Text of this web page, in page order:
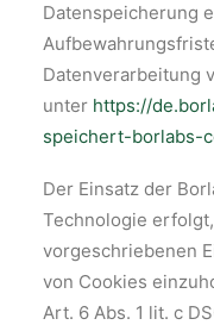
Datenspeicherung
Datenverarbeitung
unter https://
speichert-borlabs-
Der Einsatz der
Technologie
vorgeschriebenen
von Cookies
Art. 6 Abs. 1 lit. c